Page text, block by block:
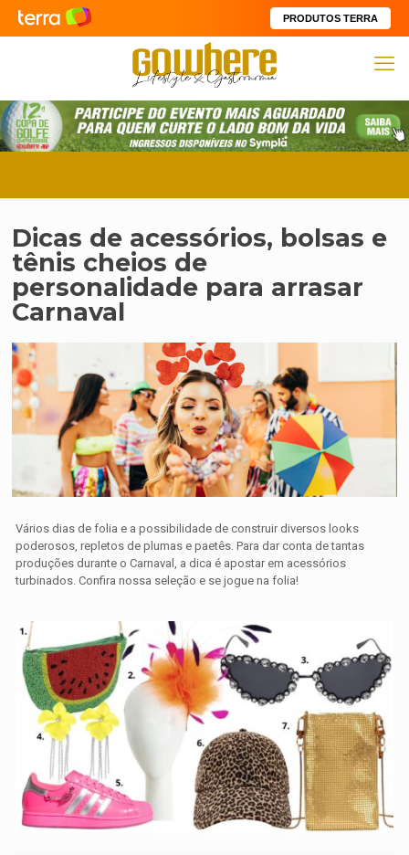
PRODUTOS TERRA
Dicas de acessórios, bolsas e
tênis cheios de
personalidade para arrasar
Carnaval
Vários dias de folia e a possibilidade de construir diversos looks
poderosos, repletos de plumas e paetês. Para dar conta de tantas
produções durante o Carnaval, a dica é apostar em acessórios
turbinados. Confira nossa seleção e se jogue na folia!